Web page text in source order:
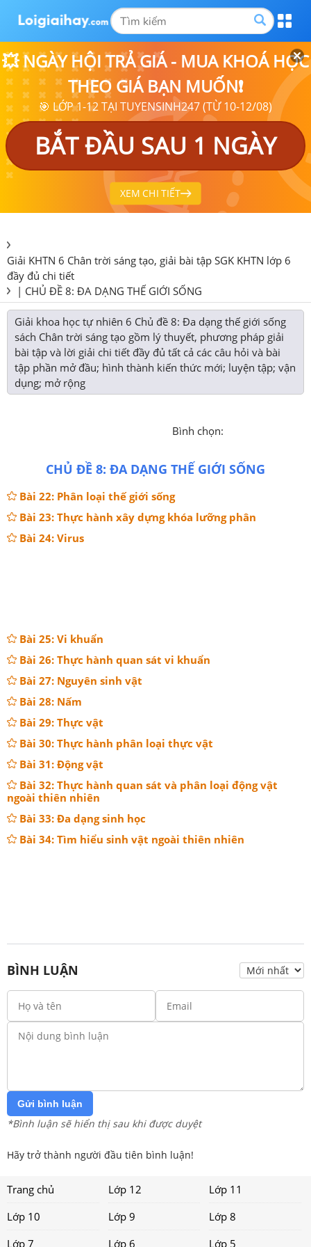
💥 NGÀY HỘI TRẢ GIÁ - MUA KHOÁ HỌC
THEO GIÁ BẠN MUỐN❗
🎯 LỚP 1-12 TẠI TUYENSINH247 (TỪ 10-12/08)
BẮT ĐẦU SAU 1 NGÀY
XEM CHI TIẾT
Giải KHTN 6 Chân trời sáng tạo, giải bài tập SGK KHTN lớp 6
đầy đủ chi tiết
| CHỦ ĐỀ 8: ĐA DẠNG THẾ GIỚI SỐNG
Giải khoa học tự nhiên 6 Chủ đề 8: Đa dạng thế giới sống
sách Chân trời sáng tạo gồm lý thuyết, phương pháp giải
bài tập và lời giải chi tiết đầy đủ tất cả các câu hỏi và bài
tập phần mở đầu; hình thành kiến thức mới; luyện tập; vận
dụng; mở rộng
Bình chọn:
CHỦ ĐỀ 8: ĐA DẠNG THẾ GIỚI SỐNG
Bài 22: Phân loại thế giới sống
Bài 23: Thực hành xây dựng khóa lưỡng phân
Bài 24: Virus
Bài 25: Vi khuẩn
Bài 26: Thực hành quan sát vi khuẩn
Bài 27: Nguyên sinh vật
Bài 28: Nấm
Bài 29: Thực vật
Bài 30: Thực hành phân loại thực vật
Bài 31: Động vật
Bài 32: Thực hành quan sát và phân loại động vật
ngoài thiên nhiên
Bài 33: Đa dạng sinh học
Bài 34: Tìm hiểu sinh vật ngoài thiên nhiên
BÌNH LUẬN
Gửi bình luận
*Bình luận sẽ hiển thị sau khi được duyệt
Hãy trở thành người đầu tiên bình luận!
Trang chủ Lớp 12
Lớp 11
Lớp 10
Lớp 9
Lớp 8
Lớp 7
Lớp 6 Lớp 5